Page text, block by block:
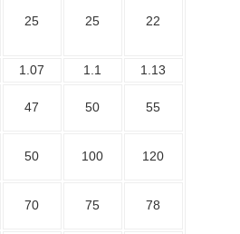
25 25 22
1.07 1.1
1.13
47 50 55
50 100 120
70 75 78